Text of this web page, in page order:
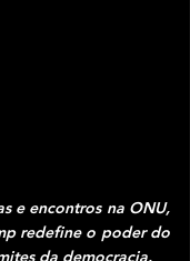
e encontros na ONU,
redefine o poder do
da democracia.